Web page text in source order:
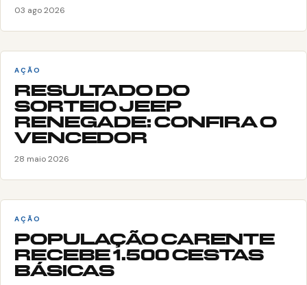
03 ago 2026
AÇÃO
RESULTADO DO
SORTEIO JEEP
RENEGADE: CONFIRA O
VENCEDOR
28 maio 2026
AÇÃO
POPULAÇÃO CARENTE
RECEBE 1.500 CESTAS
BÁSICAS